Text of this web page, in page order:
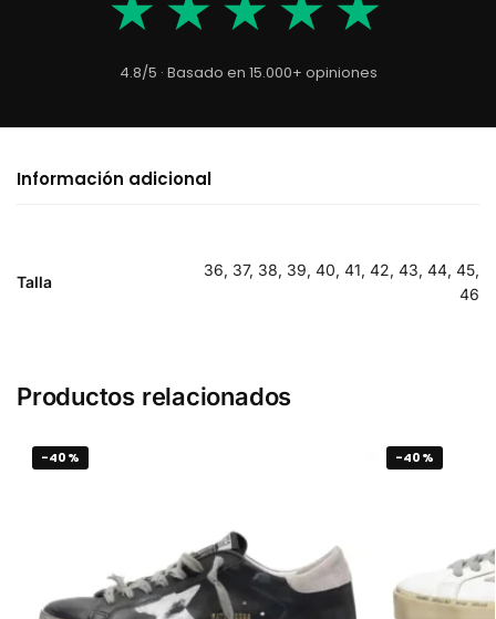
4.8/5 · Basado en 15.000+ opiniones
Información adicional
Talla
36, 37, 38, 39, 40, 41, 42, 43, 44, 45,
46
Productos relacionados
-40% -40%